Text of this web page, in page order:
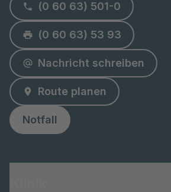
(0 60 63) 501-0
(0 60 63) 53 93
Nachricht schreiben
Route planen
Notfall